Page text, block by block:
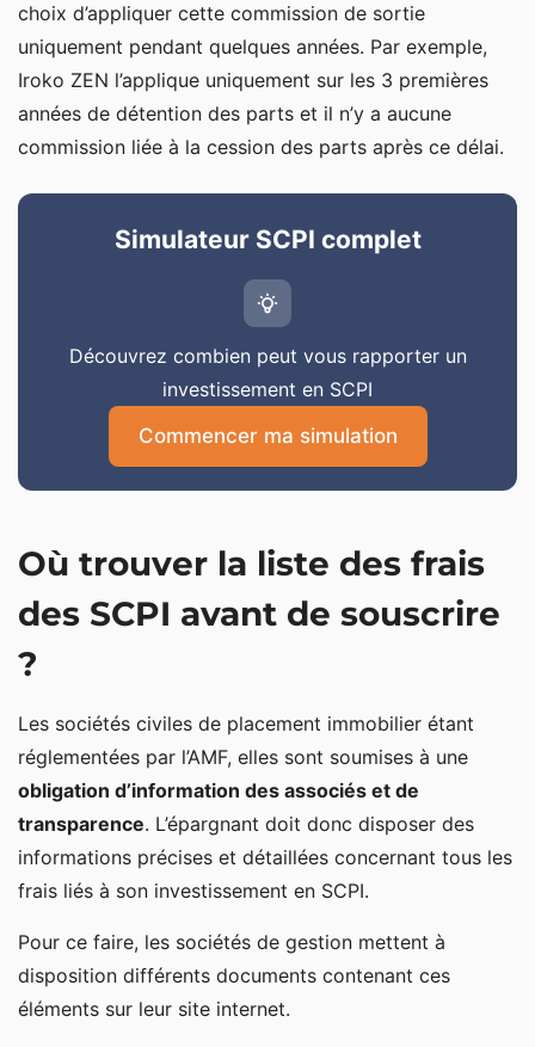
choix d’appliquer cette commission de sortie
uniquement pendant quelques années. Par exemple,
Iroko ZEN l’applique uniquement sur les 3 premières
années de détention des parts et il n’y a aucune
commission liée à la cession des parts après ce délai.
Simulateur SCPI complet
Découvrez combien peut vous rapporter un
investissement en SCPI
Commencer ma simulation
Où trouver la liste des frais
des SCPI avant de souscrire
?
Les sociétés civiles de placement immobilier étant
réglementées par l’AMF, elles sont soumises à une
obligation d’information des associés et de
transparence. L’épargnant doit donc disposer des
informations précises et détaillées concernant tous les
frais liés à son investissement en SCPI.
Pour ce faire, les sociétés de gestion mettent à
disposition différents documents contenant ces
éléments sur leur site internet.